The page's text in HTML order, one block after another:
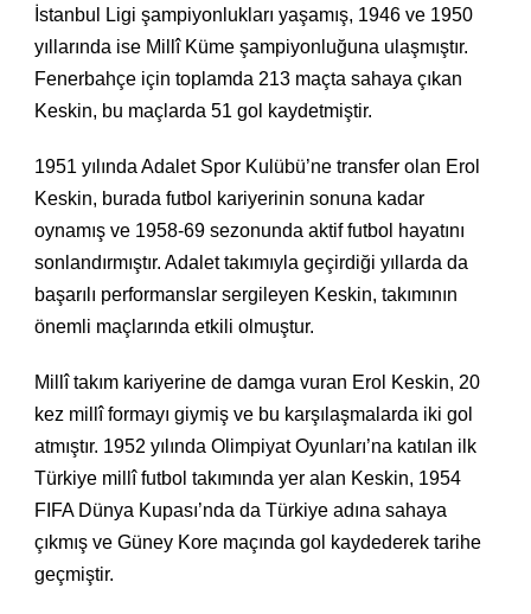
İstanbul Ligi şampiyonlukları yaşamış, 1946 ve 1950
yıllarında ise Millî Küme şampiyonluğuna ulaşmıştır.
Fenerbahçe için toplamda 213 maçta sahaya çıkan
Keskin, bu maçlarda 51 gol kaydetmiştir.
1951 yılında Adalet Spor Kulübü’ne transfer olan Erol
Keskin, burada futbol kariyerinin sonuna kadar
oynamış ve 1958-69 sezonunda aktif futbol hayatını
sonlandırmıştır. Adalet takımıyla geçirdiği yıllarda da
başarılı performanslar sergileyen Keskin, takımının
önemli maçlarında etkili olmuştur.
Millî takım kariyerine de damga vuran Erol Keskin, 20
kez millî formayı giymiş ve bu karşılaşmalarda iki gol
atmıştır. 1952 yılında Olimpiyat Oyunları’na katılan ilk
Türkiye millî futbol takımında yer alan Keskin, 1954
FIFA Dünya Kupası’nda da Türkiye adına sahaya
çıkmış ve Güney Kore maçında gol kaydederek tarihe
geçmiştir.